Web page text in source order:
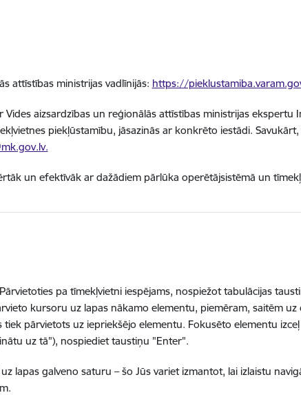
attīstības ministrijas vadlīnijās: https://
aizsardzības un reģionālās attīstības ministrijas ekspertu
piekļūstamību, jāsazinās ar konkrēto iestādi. Savukārt,
un efektīvāk ar dažādiem pārlūka operētājsistēmā un
pa tīmekļvietni iespējams, nospiežot tabulācijas
kursoru uz lapas nākamo elementu, piemēram, saitēm uz
pārvietots uz iepriekšējo elementu. Fokusēto elementu
uz tā"), nospiediet taustiņu "Enter".
lapas galveno saturu – šo Jūs variet izmantot, lai izlaistu